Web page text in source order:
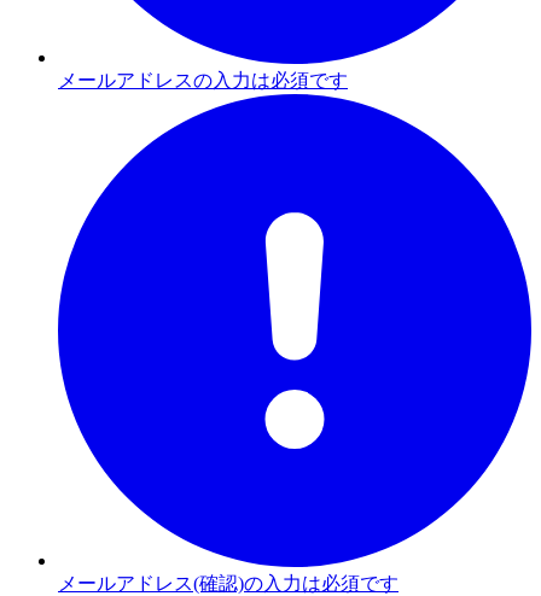
メールアドレスの入力は必須です
メールアドレス(確認)の入力は必須です